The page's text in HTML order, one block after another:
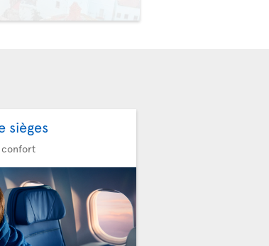
sièges
confort